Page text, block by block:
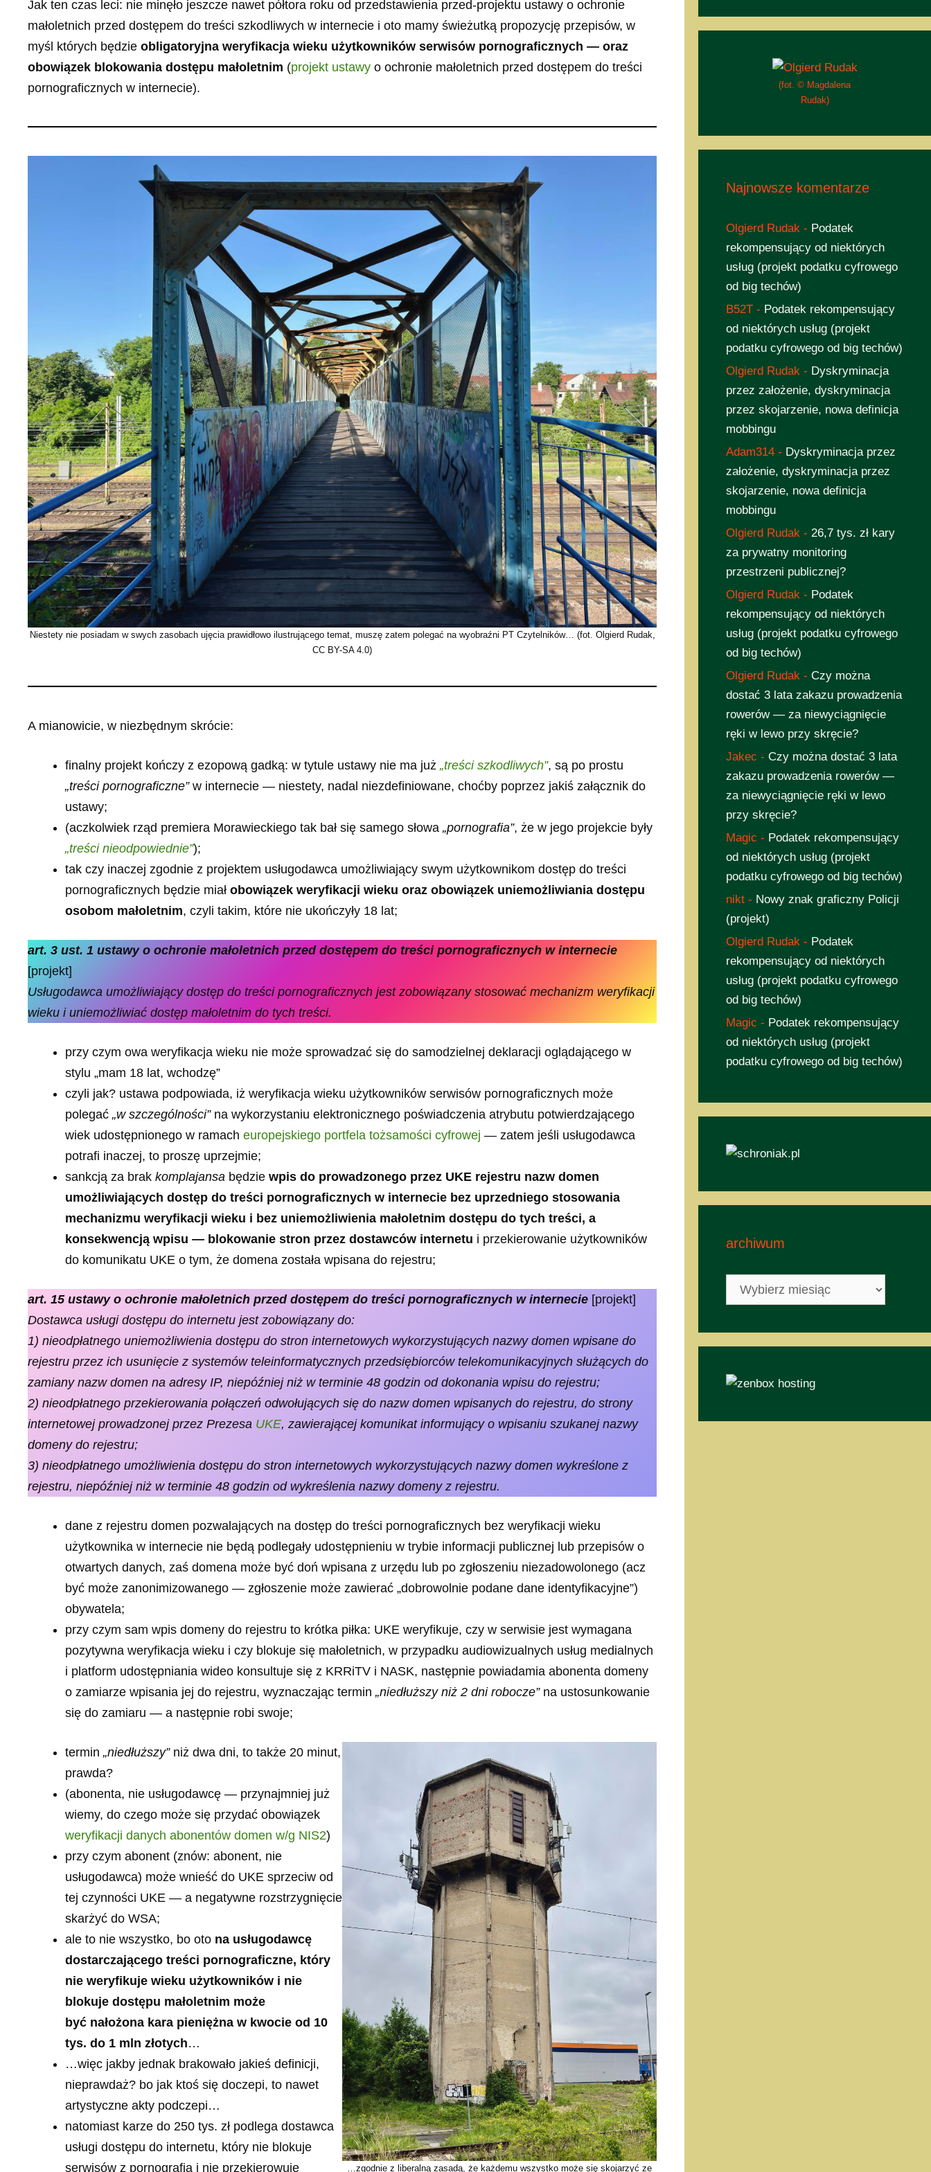
Jak ten czas leci: nie minęło jeszcze nawet półtora roku od przedstawienia przed-projektu ustawy o ochronie
małoletnich przed dostępem do treści szkodliwych w internecie i oto mamy świeżutką propozycję przepisów, w
myśl których będzie obligatoryjna weryfikacja wieku użytkowników serwisów pornograficznych — oraz
obowiązek blokowania dostępu małoletnim (projekt ustawy o ochronie małoletnich przed dostępem do treści
pornograficznych w internecie).
Niestety nie posiadam w swych zasobach ujęcia prawidłowo ilustrującego temat, muszę zatem polegać na wyobraźni PT Czytelników… (fot. Olgierd Rudak,
CC BY-SA 4.0)
A mianowicie, w niezbędnym skrócie:
finalny projekt kończy z ezopową gadką: w tytule ustawy nie ma już „treści szkodliwych”, są po prostu
„treści pornograficzne”w internecie — niestety, nadal niezdefiniowane, choćby poprzez jakiś załącznik do
ustawy;
(aczkolwiek rząd premiera Morawieckiego tak bał się samego słowa „pornografia”, że w jego projekcie były
„treści nieodpowiednie”);
tak czy inaczej zgodnie z projektem usługodawca umożliwiający swym użytkownikom dostęp do treści
pornograficznych będzie miał obowiązek weryfikacji wieku oraz obowiązek uniemożliwiania dostępu
osobom małoletnim, czyli takim, które nie ukończyły 18 lat;
art. 3 ust. 1 ustawy o ochronie małoletnich przed dostępem do treści pornograficznych w internecie
[projekt]
Usługodawca umożliwiający dostęp do treści pornograficznych jest zobowiązany stosować mechanizm weryfikacji
wieku i uniemożliwiać dostęp małoletnim do tych treści.
przy czym owa weryfikacja wieku nie może sprowadzać się do samodzielnej deklaracji oglądającego w
stylu „mam 18 lat, wchodzę”
czyli jak? ustawa podpowiada, iż weryfikacja wieku użytkowników serwisów pornograficznych może
polegać „w szczególności”na wykorzystaniu elektronicznego poświadczenia atrybutu potwierdzającego
wiek udostępnionego w ramach europejskiego portfela tożsamości cyfrowej — zatem jeśli usługodawca
potrafi inaczej, to proszę uprzejmie;
sankcją za brak komplajansa będzie wpis do prowadzonego przez UKE rejestru nazw domen
umożliwiających dostęp do treści pornograficznych w internecie bez uprzedniego stosowania
mechanizmu weryfikacji wieku i bez uniemożliwienia małoletnim dostępu do tych treści, a
konsekwencją wpisu — blokowanie stron przez dostawców internetu i przekierowanie użytkowników
do komunikatu UKE o tym, że domena została wpisana do rejestru;
art. 15 ustawy o ochronie małoletnich przed dostępem do treści pornograficznych w internecie [projekt]
Dostawca usługi dostępu do internetu jest zobowiązany do:
1) nieodpłatnego uniemożliwienia dostępu do stron internetowych wykorzystujących nazwy domen wpisane do
rejestru przez ich usunięcie z systemów teleinformatycznych przedsiębiorców telekomunikacyjnych służących do
zamiany nazw domen na adresy IP, niepóźniej niż w terminie 48 godzin od dokonania wpisu do rejestru;
2) nieodpłatnego przekierowania połączeń odwołujących się do nazw domen wpisanych do rejestru, do strony
internetowej prowadzonej przez Prezesa UKE, zawierającej komunikat informujący o wpisaniu szukanej nazwy
domeny do rejestru;
3) nieodpłatnego umożliwienia dostępu do stron internetowych wykorzystujących nazwy domen wykreślone z
rejestru, niepóźniej niż w terminie 48 godzin od wykreślenia nazwy domeny z rejestru.
dane z rejestru domen pozwalających na dostęp do treści pornograficznych bez weryfikacji wieku
użytkownika w internecie nie będą podlegały udostępnieniu w trybie informacji publicznej lub przepisów o
otwartych danych, zaś domena może być doń wpisana z urzędu lub po zgłoszeniu niezadowolonego (acz
być może zanonimizowanego — zgłoszenie może zawierać „dobrowolnie podane dane identyfikacyjne”)
obywatela;
przy czym sam wpis domeny do rejestru to krótka piłka: UKE weryfikuje, czy w serwisie jest wymagana
pozytywna weryfikacja wieku i czy blokuje się małoletnich, w przypadku audiowizualnych usług medialnych
i platform udostępniania wideo konsultuje się z KRRiTV i NASK, następnie powiadamia abonenta domeny
o zamiarze wpisania jej do rejestru, wyznaczając termin „niedłuższy niż 2 dni robocze”na ustosunkowanie
się do zamiaru — a następnie robi swoje;
termin „niedłuższy”niż dwa dni, to także 20 minut,
prawda?
(abonenta, nie usługodawcę — przynajmniej już
wiemy, do czego może się przydać obowiązek
weryfikacji danych abonentów domen w/g NIS2)
przy czym abonent (znów: abonent, nie
usługodawca) może wnieść do UKE sprzeciw od
tej czynności UKE — a negatywne rozstrzygnięcie
skarżyć do WSA;
ale to nie wszystko, bo oto na usługodawcę
dostarczającego treści pornograficzne, który
nie weryfikuje wieku użytkowników i nie
blokuje dostępu małoletnim może
być nałożona kara pieniężna w kwocie od 10
tys. do 1 mln złotych…
…więc jakby jednak brakowało jakieś definicji,
nieprawdaż? bo jak ktoś się doczepi, to nawet
artystyczne akty podczepi…
natomiast karze do 250 tys. zł podlega dostawca
usługi dostępu do internetu, który nie blokuje
serwisów z pornografią i nie przekierowuje
…zgodnie z liberalną zasadą, że każdemu wszystko może się skojarzyć ze
(fot. © Magdalena
Rudak)
Najnowsze komentarze
Olgierd Rudak - Podatek
rekompensujący od niektórych
usług (projekt podatku cyfrowego
od big techów)
B52T - Podatek rekompensujący
od niektórych usług (projekt
podatku cyfrowego od big techów)
Olgierd Rudak - Dyskryminacja
przez założenie, dyskryminacja
przez skojarzenie, nowa definicja
mobbingu
Adam314 - Dyskryminacja przez
założenie, dyskryminacja przez
skojarzenie, nowa definicja
mobbingu
Olgierd Rudak - 26,7 tys. zł kary
za prywatny monitoring
przestrzeni publicznej?
Olgierd Rudak - Podatek
rekompensujący od niektórych
usług (projekt podatku cyfrowego
od big techów)
Olgierd Rudak - Czy można
dostać 3 lata zakazu prowadzenia
rowerów — za niewyciągnięcie
ręki w lewo przy skręcie?
Jakec - Czy można dostać 3 lata
zakazu prowadzenia rowerów —
za niewyciągnięcie ręki w lewo
przy skręcie?
Magic - Podatek rekompensujący
od niektórych usług (projekt
podatku cyfrowego od big techów)
nikt - Nowy znak graficzny Policji
(projekt)
Olgierd Rudak - Podatek
rekompensujący od niektórych
usług (projekt podatku cyfrowego
od big techów)
Magic - Podatek rekompensujący
od niektórych usług (projekt
podatku cyfrowego od big techów)
archiwum
archiwum